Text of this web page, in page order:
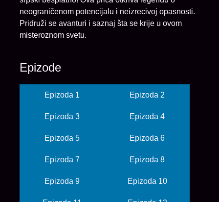
neograničenom potencijalu i neizrecivoj opasnosti.
Pridruži se avanturi i saznaj šta se krije u ovom
misteroznom svetu.
Epizode
Epizoda 1 Epizoda 2
Epizoda 3 Epizoda 4
Epizoda 5 Epizoda 6
Epizoda 7 Epizoda 8
Epizoda 9 Epizoda 10